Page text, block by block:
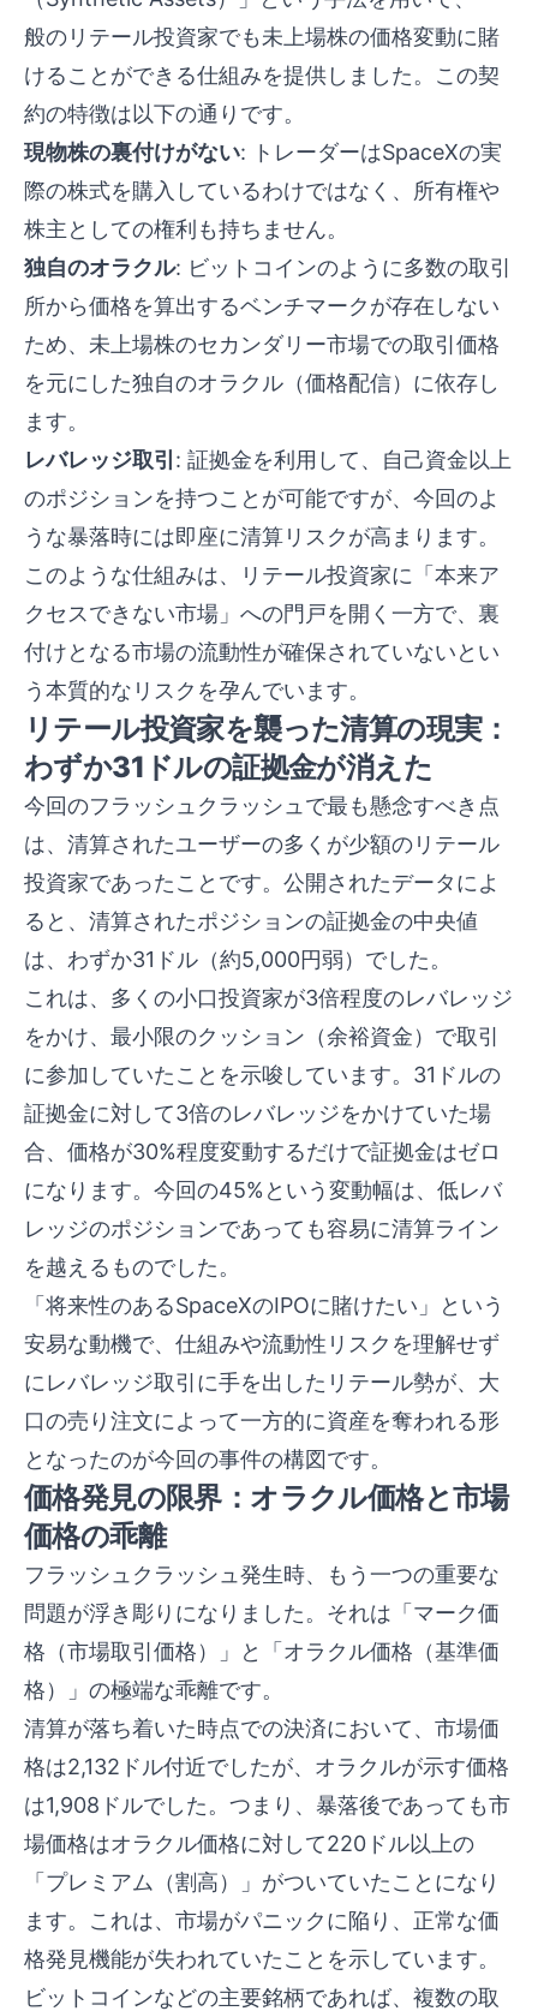
般のリテール投資家でも未上場株の価格変動に賭
けることができる仕組みを提供しました。この契
約の特徴は以下の通りです。
現物株の裏付けがない: トレーダーはSpaceXの実
際の株式を購入しているわけではなく、所有権や
株主としての権利も持ちません。
独自のオラクル: ビットコインのように多数の取引
所から価格を算出するベンチマークが存在しない
ため、未上場株のセカンダリー市場での取引価格
を元にした独自のオラクル（価格配信）に依存し
ます。
レバレッジ取引 : 証拠金を利用して、自己資金以上
のポジションを持つことが可能ですが、今回のよ
うな暴落時には即座に清算リスクが高まります。
このような仕組みは、リテール投資家に「本来ア
クセスできない市場」への門戸を開く一方で、裏
付けとなる市場の流動性が確保されていないとい
う本質的なリスクを孕んでいます。
リテール投資家を襲った清算の現実：
わずか31ドルの証拠金が消えた
今回のフラッシュクラッシュで最も懸念すべき点
は、清算されたユーザーの多くが少額のリテール
投資家であったことです。公開されたデータによ
ると、清算されたポジションの証拠金の中央値
は、わずか31ドル（約5,000円弱）でした。
これは、多くの小口投資家が3倍程度のレバレッジ
をかけ、最小限のクッション（余裕資金）で取引
に参加していたことを示唆しています。31ドルの
証拠金に対して3倍のレバレッジをかけていた場
合、価格が30%程度変動するだけで証拠金はゼロ
になります。今回の45%という変動幅は、低レバ
レッジのポジションであっても容易に清算ライン
を越えるものでした。
「将来性のあるSpaceXのIPOに賭けたい」という
安易な動機で、仕組みや流動性リスクを理解せず
にレバレッジ取引に手を出したリテール勢が、大
口の売り注文によって一方的に資産を奪われる形
となったのが今回の事件の構図です。
価格発見の限界：オラクル価格と市場
価格の乖離
フラッシュクラッシュ発生時、もう一つの重要な
問題が浮き彫りになりました。それは「マーク価
格（市場取引価格）」と「オラクル価格（基準価
格）」の極端な乖離です。
清算が落ち着いた時点での決済において、市場価
格は2,132ドル付近でしたが、オラクルが示す価格
は1,908ドルでした。つまり、暴落後であっても市
場価格はオラクル価格に対して220ドル以上の
「プレミアム（割高）」がついていたことになり
ます。これは、市場がパニックに陥り、正常な価
格発見機能が失われていたことを示しています。
ビットコインなどの主要銘柄であれば、複数の取